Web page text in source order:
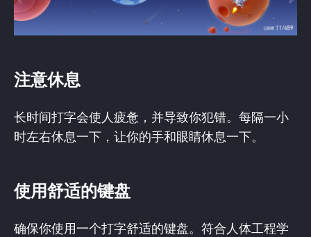
注意休息
长时间打字会使人疲惫，并导致你犯错。每隔一小
时左右休息一下，让你的手和眼睛休息一下。
使用舒适的键盘
确保你使用一个打字舒适的键盘。符合人体工程学